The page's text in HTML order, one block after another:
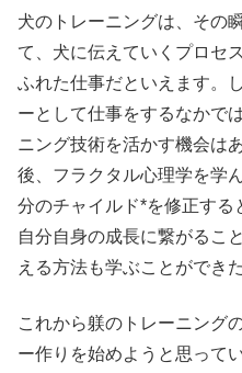
犬のトレーニングは、その
て、犬に伝えていくプロセ
ふれた仕事だといえます。
ーとして仕事をするなかで
ニング技術を活かす機会は
後、フラクタル心理学を学
分のチャイルド*を修正する
自分自身の成長に繋がるこ
える方法も学ぶことができ
これから躾のトレーニング
ー作りを始めようと思って